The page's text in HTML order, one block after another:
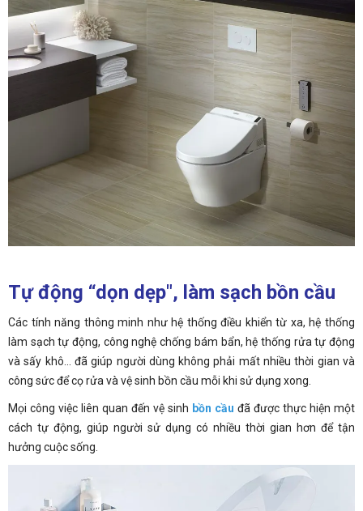
Tự động “dọn dẹp", làm sạch bồn cầu
Các tính năng thông minh như hệ thống điều khiển từ xa, hệ thống
làm sạch tự động, công nghệ chống bám bẩn, hệ thống rửa tự động
và sấy khô... đã giúp người dùng không phải mất nhiều thời gian và
công sức để cọ rửa và vệ sinh bồn cầu mỗi khi sử dụng xong.
Mọi công việc liên quan đến vệ sinh bồn cầu đã được thực hiện một
cách tự động, giúp người sử dụng có nhiều thời gian hơn để tận
hưởng cuộc sống.